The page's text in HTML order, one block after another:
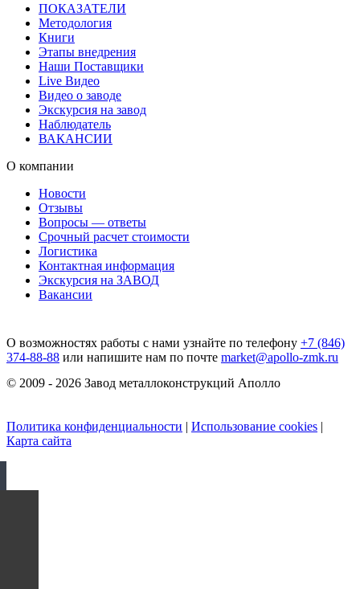
ПОКАЗАТЕЛИ
Методология
Книги
Этапы внедрения
Наши Поставщики
Live Видео
Видео о заводе
Экскурсия на завод
Наблюдатель
ВАКАНСИИ
О компании
Новости
Отзывы
Вопросы — ответы
Срочный расчет стоимости
Логистика
Контактная информация
Экскурсия на ЗАВОД
Вакансии
О возможностях работы с нами узнайте по телефону +7 (846)
374-88-88 или напишите нам по почте market@apollo-zmk.ru
© 2009 - 2026 Завод металлоконструкций Аполло
Политика конфиденциальности | Использование cookies |
Карта сайта